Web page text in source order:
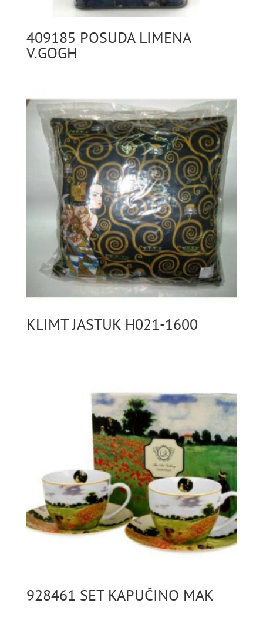
409185 POSUDA LIMENA
V.GOGH
KLIMT JASTUK H021-1600
928461 SET KAPUČINO MAK